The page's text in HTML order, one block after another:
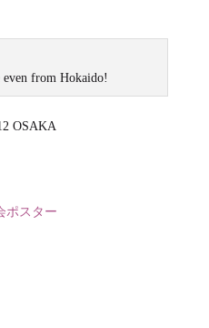
even from Hokaido!
OSAKA
ポスター